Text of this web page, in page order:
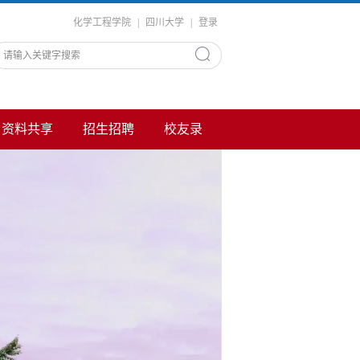
化学工程学院 四川大学 登录
资料共享 招生招聘 校友录